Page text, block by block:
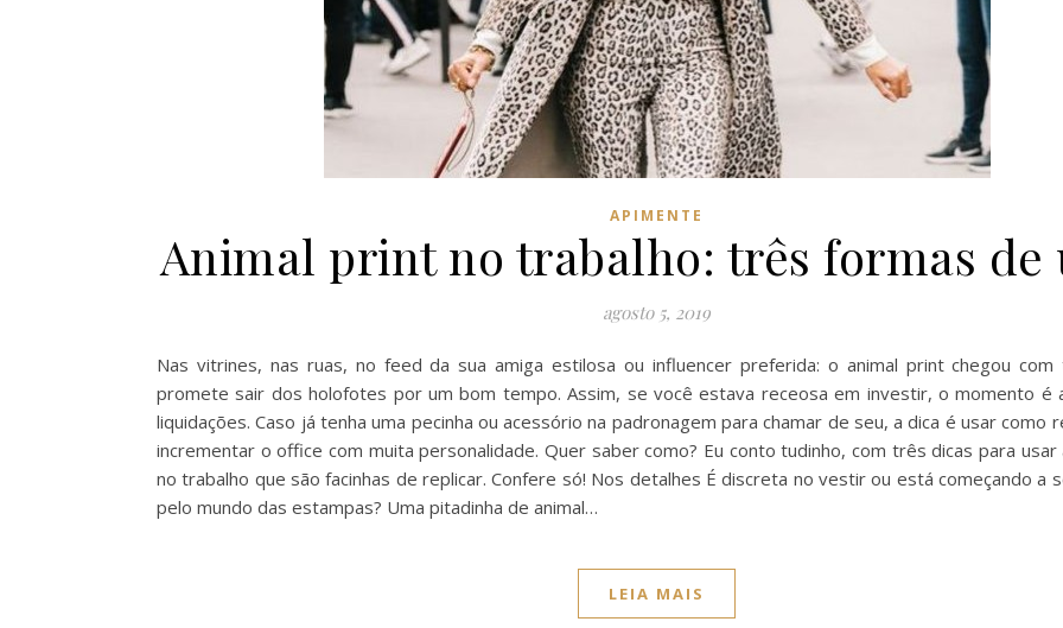
APIMENTE
Animal print no trabalho: três formas de
agosto 5, 2019
Nas vitrines, nas ruas, no feed da sua amiga estilosa ou influencer preferida: o animal print chegou
promete sair dos holofotes por um bom tempo. Assim, se você estava receosa em investir, o momento é
liquidações. Caso já tenha uma pecinha ou acessório na padronagem para chamar de seu, a dica é usar como
incrementar o office com muita personalidade. Quer saber como? Eu conto tudinho, com três dicas para usar
no trabalho que são facinhas de replicar. Confere só! Nos detalhes É discreta no vestir ou está começando a
pelo mundo das estampas? Uma pitadinha de animal…
LEIA MAIS